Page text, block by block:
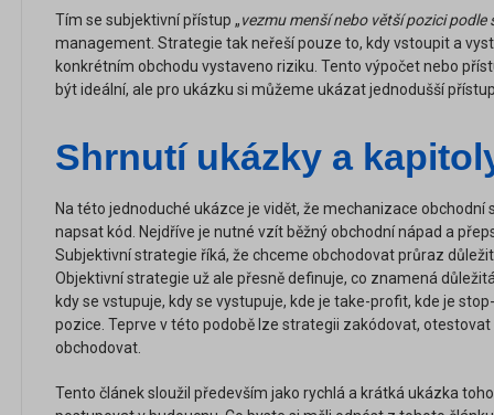
Tím se subjektivní přístup „vezmu menší nebo větší pozici podle
management. Strategie tak neřeší pouze to, kdy vstoupit a
konkrétním obchodu vystaveno riziku. Tento výpočet nebo
být ideální, ale pro ukázku si můžeme ukázat jednodušší
Shrnutí ukázky a
Na této jednoduché ukázce je vidět, že mechanizace
napsat kód. Nejdříve je nutné vzít běžný obchodní nápad a
Subjektivní strategie říká, že chceme obchodovat průraz
Objektivní strategie už ale přesně definuje, co znamená
kdy se vstupuje, kdy se vystupuje, kde je take-profit, kde je
pozice. Teprve v této podobě lze strategii zakódovat,
obchodovat.
Tento článek sloužil především jako rychlá a krátká ukázka